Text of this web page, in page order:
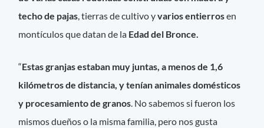
techo de pajas , tierras de cultivo yvarios entierrosen
montículos que datan de la Edad del Bronce.
“Estas granjas estaban muy juntas, a menos de 1,6
kilómetros de distancia, y tenían animales domésticos
y procesamiento de granos . No sabemos si fueron los
mismos dueños o la misma familia, pero nos gusta